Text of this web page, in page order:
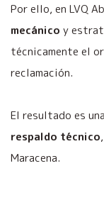
Por ello, en LVQ
mecánico y
técnicamente el
reclamación.
El resultado es una
respaldo técnico
Maracena.